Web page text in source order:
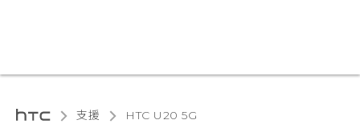
支援 ‎HTC U20 5G‎